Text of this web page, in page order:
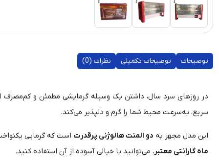
توضیحات توضیحات تکمیلی نظرات (0)
در روزهای سرد سال، داشتن یک وسیله گرمایشی مطمئن و کم‌مصرف
سریع، به‌سرعت محیط شما را گرم و دلپذیر می‌کند.
این مدل مجهز به دو المنت هالوژنی پرقدرت است که گرمایی
ماه گارانتی معتبر، می‌توانید با خیالی آسوده از آن استفاده کنید.